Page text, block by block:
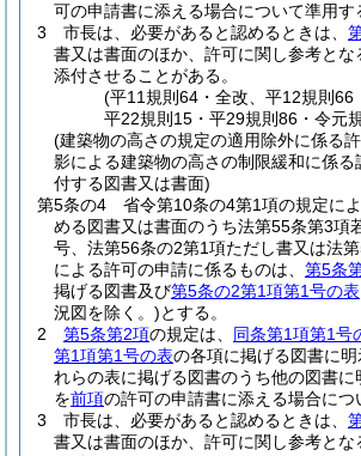
可の申請書に添える場合について準用す
3
市長は、必要があると認めるときは、
書又は書面のほか、許可に関し参考とな
添付させることがある。
(平11規則64・全改、平12規則66
平22規則15・平29規則86・令元
(建築物の高さの規定の適用除外に係る
影による建築物の高さの制限緩和に係る
付する図書又は書面)
第5条の4
省令第10条の4第1項の規定に
める図書又は書面のうち法第55条第3項
号、法第56条の2第1項ただし書又は法
による許可の申請に係るものは、 第5条
掲げる図書及び第5条の2第1項第1号の表
況図を除く。)とする。
2
第5条第2項の規定は、 同条第1項第1号
第1項第1号の表の各項に掲げる図書に明
れらの表に掲げる図書のうち他の図書に
を前項の許可の申請書に添える場合につ
3
市長は、必要があると認めるときは、
書又は書面のほか、許可に関し参考とな